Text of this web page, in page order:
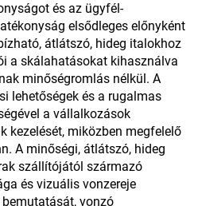
és az ügyfél-
elsődleges előnyként
átlátszó, hideg italokhoz
a skálahatásokat kihasználva
minőségromlás nélkül. A
lehetőségek és a rugalmas
a vállalkozások
kezelését, miközben megfelelő
A minőségi, átlátszó, hideg
szállítójától származó
és vizuális vonzereje
vonzó